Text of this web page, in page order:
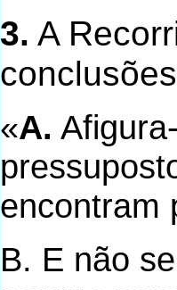
3. A
«A.
encontram
B. E não